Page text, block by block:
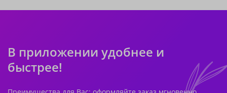
В приложении удобнее и
быстрее!